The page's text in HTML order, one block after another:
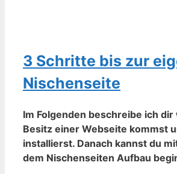
3 Schritte bis zur
Nischenseite
Im Folgenden beschreibe ich dir
Besitz einer Webseite kommst
installierst. Danach kannst du
dem Nischenseiten Aufbau